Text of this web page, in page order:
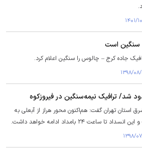
سنگین است
جاده کرج – چالوس را سنگین اعلام کرد.
شد/ ترافیک نیمه‌سنگین در فیروزکوه
استان تهران گفت: هم‌اکنون محور هراز از آبعلی به
۲۴ بامداد ادامه خواهد داشت.